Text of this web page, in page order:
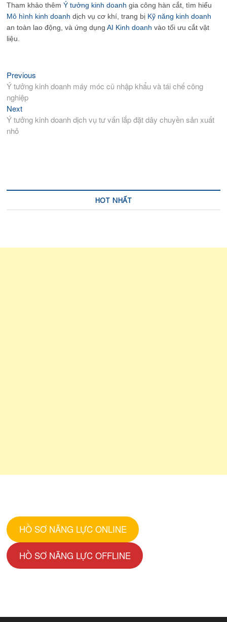
Tham khảo thêmÝ tưởng kinh doanh gia công hàn cắt, tìm hiểu
Mô hình kinh doanh dịch vụ cơ khí, trang bị Kỹ năng kinh doanh
an toàn lao động, và ứng dụngAI Kinh doanh vào tối ưu cắt vật
liệu.
Điều
hướng
bài
viết
Previous
post:
Ý tưởng kinh doanh máy móc cũ nhập khẩu và tái chế công
nghiệp
NextNext
post:
Ý tưởng kinh doanh dịch vụ tư vấn lắp đặt dây chuyền sản xuất
nhỏ
HOT NHẤT
HỒ SƠ NĂNG LỰC ONLINE
HỒ SƠ NĂNG LỰC OFFLINE